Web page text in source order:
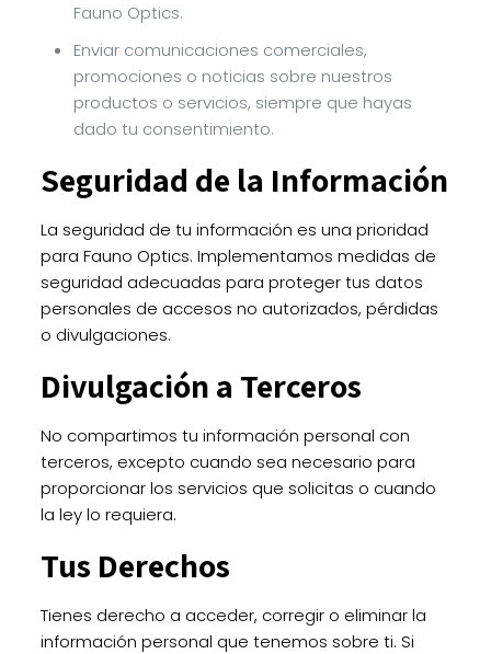
Fauno Optics.
Enviar comunicaciones comerciales,
promociones o noticias sobre nuestros
productos o servicios, siempre que hayas
dado tu consentimiento.
Seguridad de la Información
La seguridad de tu información es una prioridad
para Fauno Optics. Implementamos medidas de
seguridad adecuadas para proteger tus datos
personales de accesos no autorizados, pérdidas
o divulgaciones.
Divulgación a Terceros
No compartimos tu información personal con
terceros, excepto cuando sea necesario para
proporcionar los servicios que solicitas o cuando
la ley lo requiera.
Tus Derechos
Tienes derecho a acceder, corregir o eliminar la
información personal que tenemos sobre ti. Si